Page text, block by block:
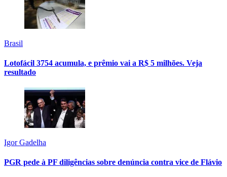
Brasil
Lotofácil 3754 acumula, e prêmio vai a R$ 5 milhões. Veja
resultado
Igor Gadelha
PGR pede à PF diligências sobre denúncia contra vice de Flávio